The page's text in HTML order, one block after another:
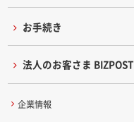
お手続き
法人のお客さま BIZPOST
企業情報